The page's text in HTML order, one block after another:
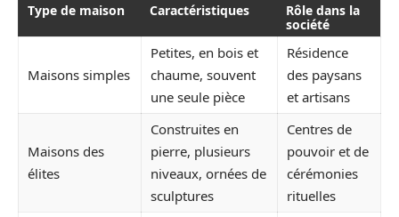
Type de maison Caractéristiques
Rôle dans la
société
Maisons simples
Petites, en bois et
chaume, souvent
une seule pièce
Résidence
des paysans
et artisans
Maisons des
élites
Construites en
pierre, plusieurs
niveaux, ornées de
sculptures
Centres de
pouvoir et de
cérémonies
rituelles